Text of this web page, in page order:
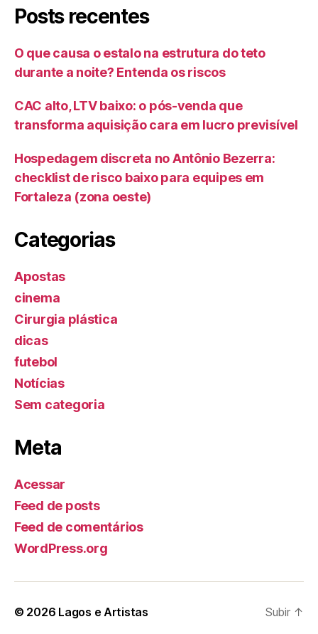
Posts recentes
O que causa o estalo na estrutura do teto
durante a noite? Entenda os riscos
CAC alto, LTV baixo: o pós-venda que
transforma aquisição cara em lucro previsível
Hospedagem discreta no Antônio Bezerra:
checklist de risco baixo para equipes em
Fortaleza (zona oeste)
Categorias
Apostas
cinema
Cirurgia plástica
dicas
futebol
Notícias
Sem categoria
Meta
Acessar
Feed de posts
Feed de comentários
WordPress.org
© 2026 Lagos e Artistas Subir ↑